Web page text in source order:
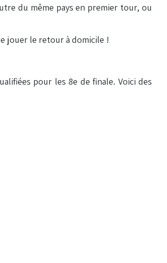
du même pays en premier tour, ou
jouer le retour à domicile !
pour les 8e de finale. Voici des